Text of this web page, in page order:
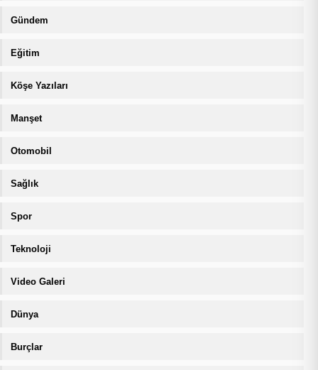
Gündem
Eğitim
Köşe Yazıları
Manşet
Otomobil
Sağlık
Spor
Teknoloji
Video Galeri
Dünya
Burçlar